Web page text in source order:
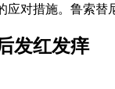
应对措施。鲁索
发红发痒